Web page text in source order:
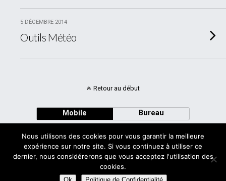
5 DÉCEMBRE 2014
Outils Météo
Retour au début
Mobile Bureau
Avec
WPtouch Mobile Suite for WordPress
Nous utilisons des cookies pour vous garantir la meilleure
expérience sur notre site. Si vous continuez à utiliser ce
dernier, nous considérerons que vous acceptez l'utilisation des
cookies.